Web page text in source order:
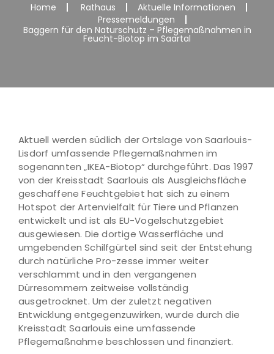
Home Rathaus
Aktuelle Informationen
Pressemeldungen
Baggern für den Naturschutz – Pflegemaßnahmen in
Feucht-Biotop im Saartal
Aktuell werden südlich der Ortslage von Saarlouis-
Lisdorf umfassende Pflegemaßnahmen im
sogenannten „IKEA-Biotop“ durchgeführt. Das 1997
von der Kreisstadt Saarlouis als Ausgleichsfläche
geschaffene Feuchtgebiet hat sich zu einem
Hotspot der Artenvielfalt für Tiere und Pflanzen
entwickelt und ist als EU-Vogelschutzgebiet
ausgewiesen. Die dortige Wasserfläche und
umgebenden Schilfgürtel sind seit der Entstehung
durch natürliche Pro-zesse immer weiter
verschlammt und in den vergangenen
Dürresommern zeitweise vollständig
ausgetrocknet. Um der zuletzt negativen
Entwicklung entgegenzuwirken, wurde durch die
Kreisstadt Saarlouis eine umfassende
Pflegemaßnahme beschlossen und finanziert.